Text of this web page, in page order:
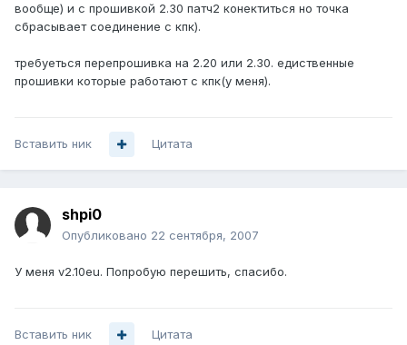
вообще) и с прошивкой 2.30 патч2 конектиться но точка
сбрасывает соединение с кпк).
требуеться перепрошивка на 2.20 или 2.30. едиственные
прошивки которые работают с кпк(у меня).
Вставить ник Цитата
shpi0
Опубликовано 22 сентября, 2007
У меня v2.10eu. Попробую перешить, спасибо.
Вставить ник Цитата